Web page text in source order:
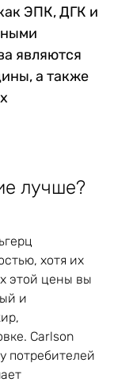
ЭПК, ДГК и
являются
а также
лучше?
хотя их
этой цены вы
и
Carlson
потребителей